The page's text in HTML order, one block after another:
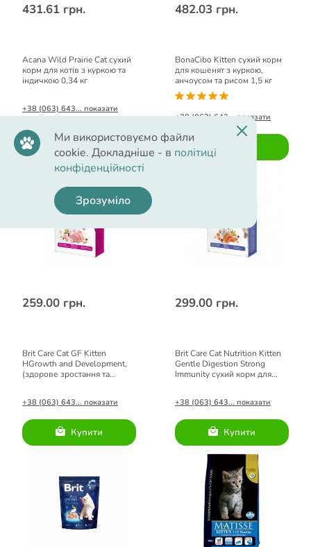
431.61 грн.
Acana Wild Prairie Cat сухий
корм для котів з куркою та
індичкою 0,34 кг
+38 (063) 643... показати
Купити
482.03 грн.
BonaCibo Kitten сухий корм
для кошенят з куркою,
анчоусом та рисом 1,5 кг
+38 (063) 643... показати
259.00 грн.
Brit Care Cat GF Kitten
HGrowth and Development,
(здорове зростання та
+38 (063) 643... показати
Купити
299.00 грн.
Brit Care Cat Nutrition Kitten
Gentle Digestion Strong
Immunity сухий корм для
+38 (063) 643... показати
Купити
Ми використовуємо файли
cookie. Докладніше - в політиці
конфіденційності
Зрозуміло